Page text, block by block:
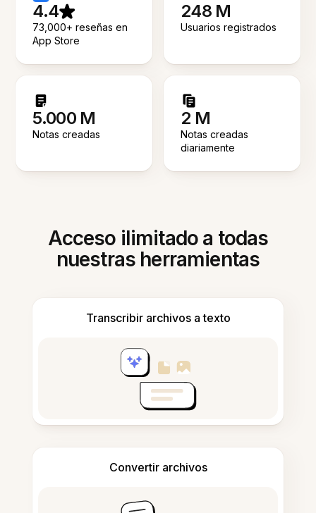
4.4
73,000+ reseñas en
App Store
248 M
Usuarios registrados
5.000 M
Notas creadas
2 M
Notas creadas
diariamente
Acceso ilimitado a todas
nuestras herramientas
Transcribir archivos a texto
Convertir archivos